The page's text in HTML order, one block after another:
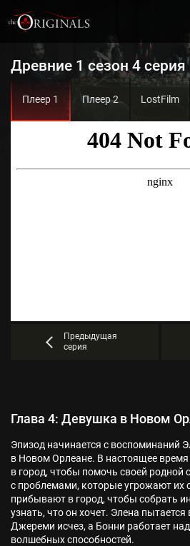
Древние 1 сезон 4 серия
Плеер 1 Плеер 2 LostFilm
Предыдущая
серия
Глава 4: Девушка в Новом
Эпизод начинается с воспоминаний
в Новом Орлеане. В настоящее время
в город, чтобы помочь своей родной
с проблемами, которые угрожают их
прибывают в город, чтобы собрать
узнать, что он хочет. Элена
Джереми исчез, а Бонни работает
волшебных способностей.